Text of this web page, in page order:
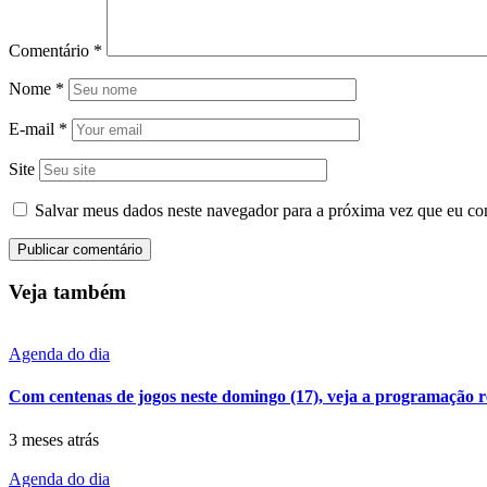
Comentário *
Nome *
E-mail *
Site
Salvar meus dados neste navegador para a próxima vez que eu
Veja também
Agenda do dia
Com centenas de jogos neste domingo (17), veja a programação
3 meses atrás
Agenda do dia